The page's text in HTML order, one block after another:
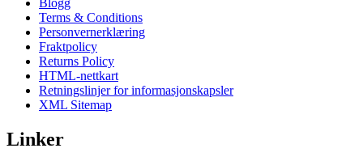
Blogg
Terms & Conditions
Personvernerklæring
Fraktpolicy
Returns Policy
HTML-nettkart
Retningslinjer for informasjonskapsler
XML Sitemap
Linker